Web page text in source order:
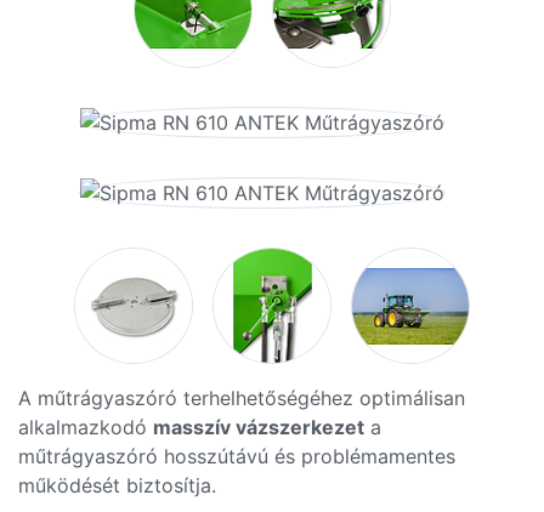
A műtrágyaszóró terhelhetőségéhez optimálisan
alkalmazkodó masszív vázszerkezet a
műtrágyaszóró hosszútávú és problémamentes
működését biztosítja.